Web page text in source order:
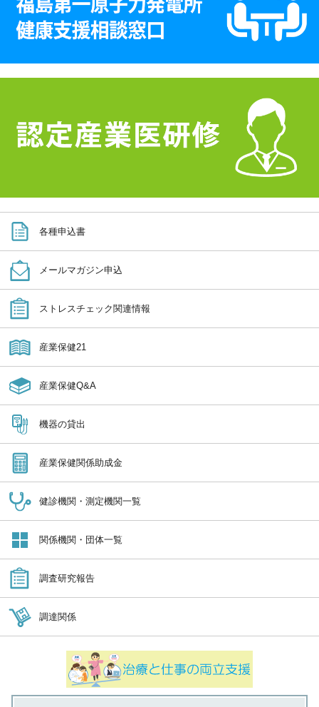
各種申込書
メールマガジン申込
ストレスチェック関連情報
産業保健21
産業保健Q&A
機器の貸出
産業保健関係助成金
健診機関・測定機関一覧
関係機関・団体一覧
調査研究報告
調達関係